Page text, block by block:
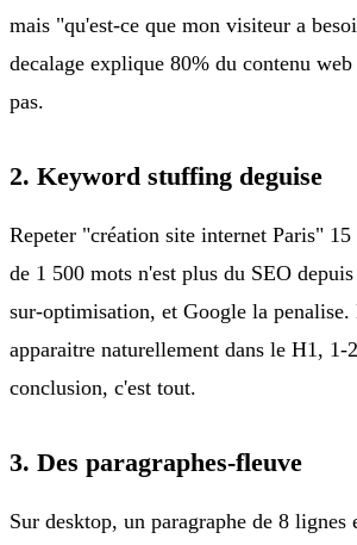
mais "qu'est-ce que mon visiteur a
decalage explique 80% du contenu
pas.
2. Keyword stuffing deguise
Repeter "création site internet Paris"
de 1 500 mots n'est plus du SEO
sur-optimisation, et Google la
apparaitre naturellement dans le H1,
conclusion, c'est tout.
3. Des paragraphes-fleuve
Sur desktop, un paragraphe de 8 lignes